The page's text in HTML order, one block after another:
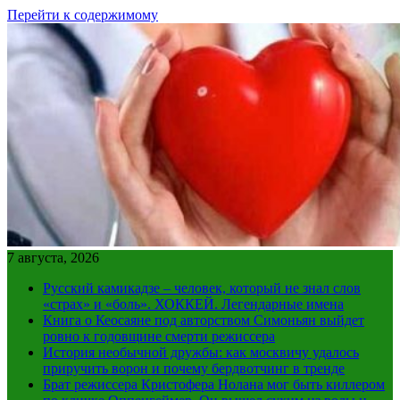
Перейти к содержимому
7 августа, 2026
Русский камикадзе – человек, который не знал слов
«страх» и «боль». ХОККЕЙ. Легендарные имена
Книга о Кеосаяне под авторством Симоньян выйдет
ровно к годовщине смерти режиссера
История необычной дружбы: как москвичу удалось
приручить ворон и почему бердвотчинг в тренде
Брат режиссера Кристофера Нолана мог быть киллером